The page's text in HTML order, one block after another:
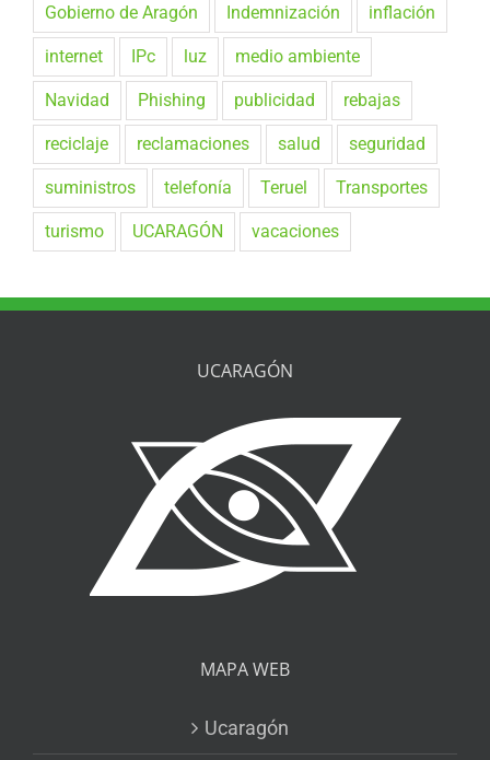
Gobierno de Aragón Indemnización inflación
internet IPc luz medio ambiente
Navidad Phishing publicidad rebajas
reciclaje reclamaciones salud seguridad
suministros telefonía Teruel Transportes
turismo UCARAGÓN vacaciones
UCARAGÓN
MAPA WEB
Ucaragón